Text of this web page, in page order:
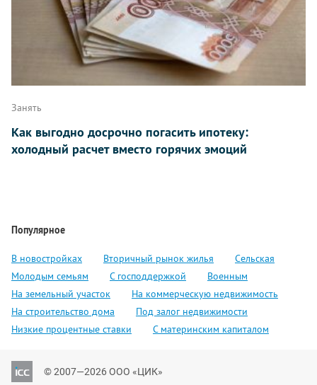
Занять
Как выгодно досрочно погасить ипотеку:
холодный расчет вместо горячих эмоций
Популярное
В новостройках Вторичный рынок жилья
Сельская
Молодым семьям
С господдержкой
Военным
На земельный участок
На коммерческую недвижимость
На строительство дома
Под залог недвижимости
Низкие процентные ставки
С материнским капиталом
© 2007—2026 ООО «ЦИК»